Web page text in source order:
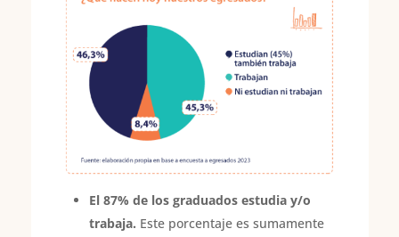
El 87% de los graduados estudia y/o
trabaja. Este porcentaje es sumamente